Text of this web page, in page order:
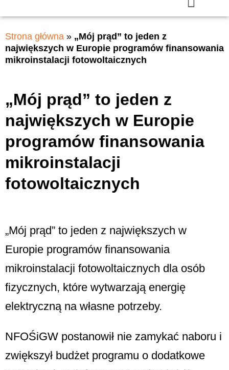
Strona główna » „Mój prąd” to jeden z
największych w Europie programów finansowania
mikroinstalacji fotowoltaicznych
„Mój prąd” to jeden z
największych w Europie
programów finansowania
mikroinstalacji
fotowoltaicznych
„Mój prąd” to jeden z największych w
Europie programów finansowania
mikroinstalacji fotowoltaicznych dla osób
fizycznych, które wytwarzają energię
elektryczną na własne potrzeby.
NFOŚiGW postanowił nie zamykać naboru i
zwiększył budżet programu o dodatkowe